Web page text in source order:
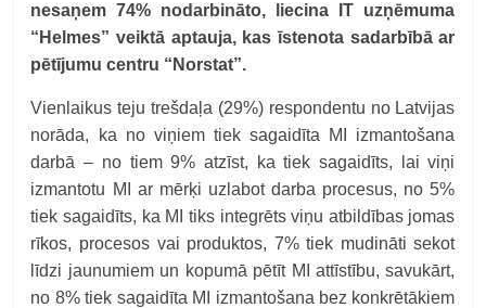
nesaņem 74% nodarbināto, liecina IT uzņēmuma
“Helmes” veiktā aptauja, kas īstenota sadarbībā ar
pētījumu centru “Norstat”.
Vienlaikus teju trešdaļa (29%) respondentu no Latvijas
norāda, ka no viņiem tiek sagaidīta MI izmantošana
darbā – no tiem 9% atzīst, ka tiek sagaidīts, lai viņi
izmantotu MI ar mērķi uzlabot darba procesus, no 5%
tiek sagaidīts, ka MI tiks integrēts viņu atbildības jomas
rīkos, procesos vai produktos, 7% tiek mudināti sekot
līdzi jaunumiem un kopumā pētīt MI attīstību, savukārt,
no 8% tiek sagaidīta MI izmantošana bez konkrētākiem